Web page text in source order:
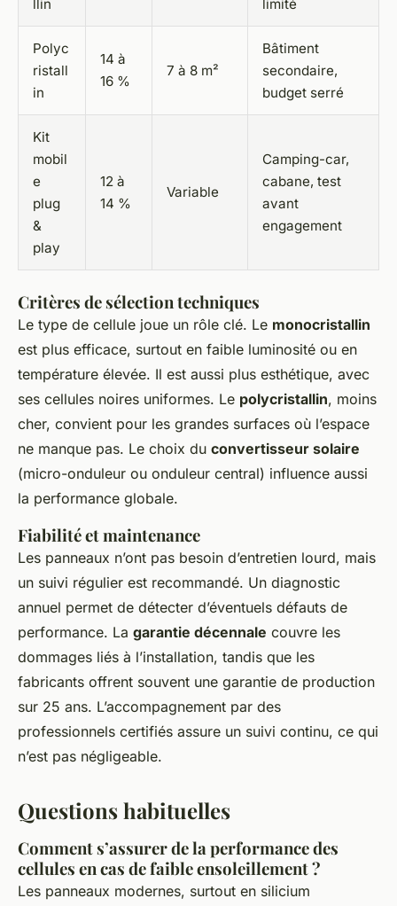
llin limité
Polyc
ristall
in
14 à
16 %
7 à 8 m²
Bâtiment
secondaire,
budget serré
Kit
mobil
e
plug
&
play
12 à
14 %
Variable
Camping-car,
cabane, test
avant
engagement
Critères de sélection techniques
Le type de cellule joue un rôle clé. Le monocristallin
est plus efficace, surtout en faible luminosité ou en
température élevée. Il est aussi plus esthétique, avec
ses cellules noires uniformes. Le polycristallin, moins
cher, convient pour les grandes surfaces où l’espace
ne manque pas. Le choix du convertisseur solaire
(micro-onduleur ou onduleur central) influence aussi
la performance globale.
Fiabilité et maintenance
Les panneaux n’ont pas besoin d’entretien lourd, mais
un suivi régulier est recommandé. Un diagnostic
annuel permet de détecter d’éventuels défauts de
performance. La garantie décennale couvre les
dommages liés à l’installation, tandis que les
fabricants offrent souvent une garantie de production
sur 25 ans. L’accompagnement par des
professionnels certifiés assure un suivi continu, ce qui
n’est pas négligeable.
Questions habituelles
Comment s’assurer de la performance des
cellules en cas de faible ensoleillement ?
Les panneaux modernes, surtout en silicium